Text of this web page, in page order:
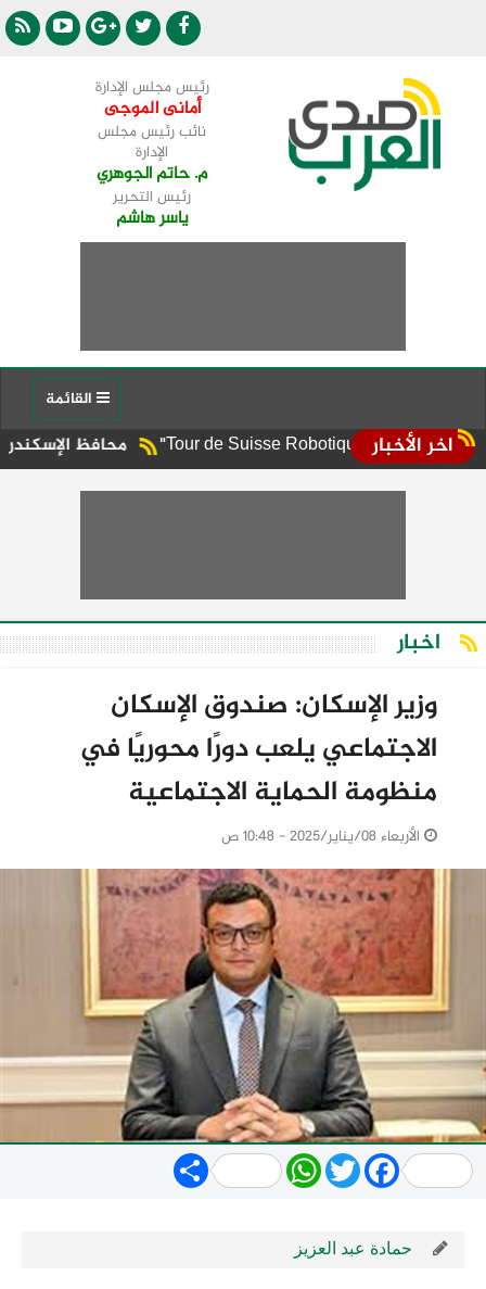
رئيس مجلس الإدارة
أمانى الموجى
نائب رئيس مجلس
الإدارة
م. حاتم الجوهري
رئيس التحرير
ياسر هاشم
اخر الأخبار محافظ الإسكندرية يوجه برفع
اخبار
وزير الإسكان: صندوق الإسكان
الاجتماعي يلعب دورًا محوريًا في
منظومة الحماية الاجتماعية
الأربعاء 08/يناير/2025 - 10:48 ص
Share WhatsApp
TwitterFacebook
حمادة عبد العزيز